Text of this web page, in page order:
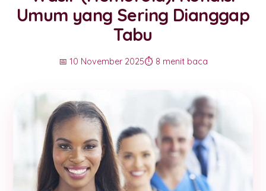
Umum yang Sering Dianggap
Tabu
📅 10 November 2025⏱️ 8 menit baca